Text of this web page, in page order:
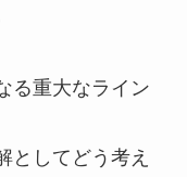
る重大なライン
としてどう考え